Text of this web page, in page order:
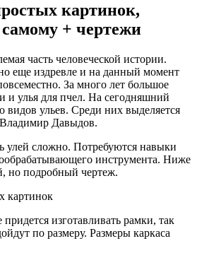
картинок,
+ чертежи
часть человеческой истории.
еще издревле и на данный момент
За много лет большое
и улья для пчел. На сегодняшний
видов ульев. Среди них выделяется
Владимир Давыдов.
улей сложно. Потребуются навыки
инструмента. Ниже
но подробный чертеж.
изготавливать рамки, так
по размеру. Размеры каркаса